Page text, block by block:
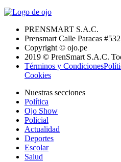
PRENSMART S.A.C.
Prensmart Calle Paracas
Copyright © ojo.pe
2019 © PrenSmart S.A.C.
Términos y Condiciones
Cookies
Nuestras secciones
Política
Ojo Show
Policial
Actualidad
Deportes
Escolar
Salud